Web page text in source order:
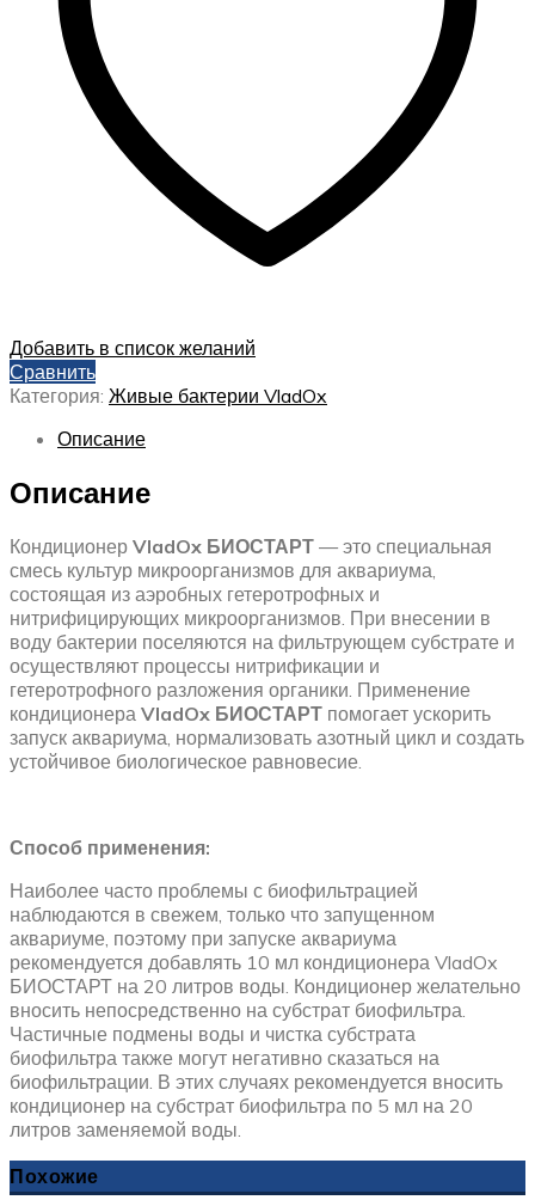
Добавить в список желаний
Сравнить
Категория: Живые бактерии VladOx
Описание
Описание
Кондиционер VladOx БИОСТАРТ — это специальная
смесь культур микроорганизмов для аквариума,
состоящая из аэробных гетеротрофных и
нитрифицирующих микроорганизмов. При внесении в
воду бактерии поселяются на фильтрующем субстрате и
осуществляют процессы нитрификации и
гетеротрофного разложения органики. Применение
кондиционера VladOx БИОСТАРТ помогает ускорить
запуск аквариума, нормализовать азотный цикл и создать
устойчивое биологическое равновесие.
Способ применения:
Наиболее часто проблемы с биофильтрацией
наблюдаются в свежем, только что запущенном
аквариуме, поэтому при запуске аквариума
рекомендуется добавлять 10 мл кондиционера VladOx
БИОСТАРТ на 20 литров воды. Кондиционер желательно
вносить непосредственно на субстрат биофильтра.
Частичные подмены воды и чистка субстрата
биофильтра также могут негативно сказаться на
биофильтрации. В этих случаях рекомендуется вносить
кондиционер на субстрат биофильтра по 5 мл на 20
литров заменяемой воды.
Похожие